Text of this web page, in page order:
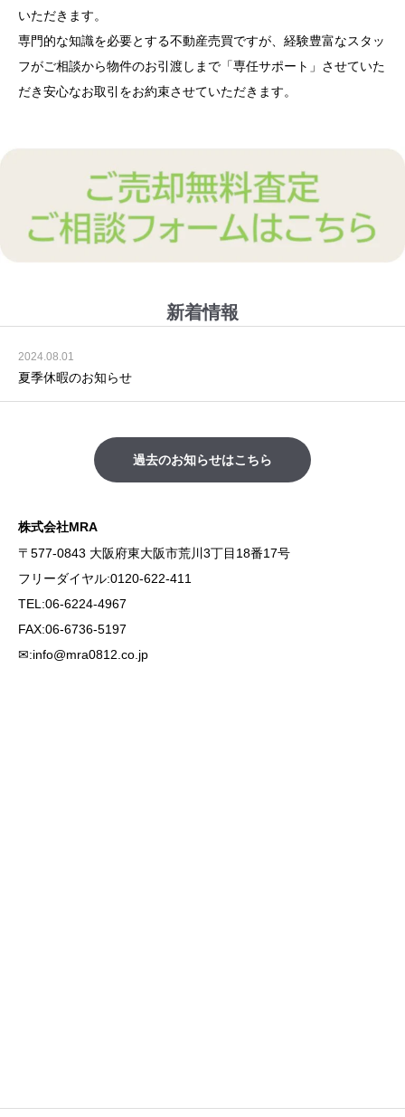
いただきます。
専門的な知識を必要とする不動産売買ですが、経験豊富なスタッ
フがご相談から物件のお引渡しまで「専任サポート」させていた
だき安心なお取引をお約束させていただきます。
賃貸仲介
弊社は、お客様の不動産を直接買い取りさせていただきます。
「相続した物件をどうしたら良いか分からない」「雨漏りや傾き
があって処分に困っている」「田舎に空き家がある」など、どん
な物件でもお任せください。
不動産管理
駐車場の管理、区分所有、戸建から1棟マンションまで幅広く管
理業務をおこなっております。
ていただきます。
リフォーム
弊社の工務スタッフにより、スピード対応と高品質な施工をお約
束させていただきます。
新着情報
2024.08.01
夏季休暇のお知らせ
過去のお知らせはこちら
株式会社MRA
〒577-0843 大阪府東大阪市荒川3丁目18番17号
フリーダイヤル:0120-622-411
TEL:06-6224-4967
FAX:06-6736-5197
✉:info@mra0812.co.jp